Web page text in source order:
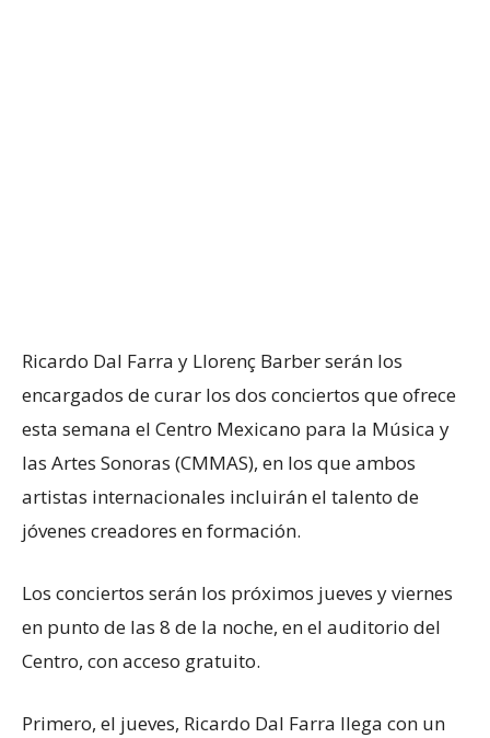
Ricardo Dal Farra y Llorenç Barber serán los
encargados de curar los dos conciertos que ofrece
esta semana el Centro Mexicano para la Música y
las Artes Sonoras (CMMAS), en los que ambos
artistas internacionales incluirán el talento de
jóvenes creadores en formación.
Los conciertos serán los próximos jueves y viernes
en punto de las 8 de la noche, en el auditorio del
Centro, con acceso gratuito.
Primero, el jueves, Ricardo Dal Farra llega con un